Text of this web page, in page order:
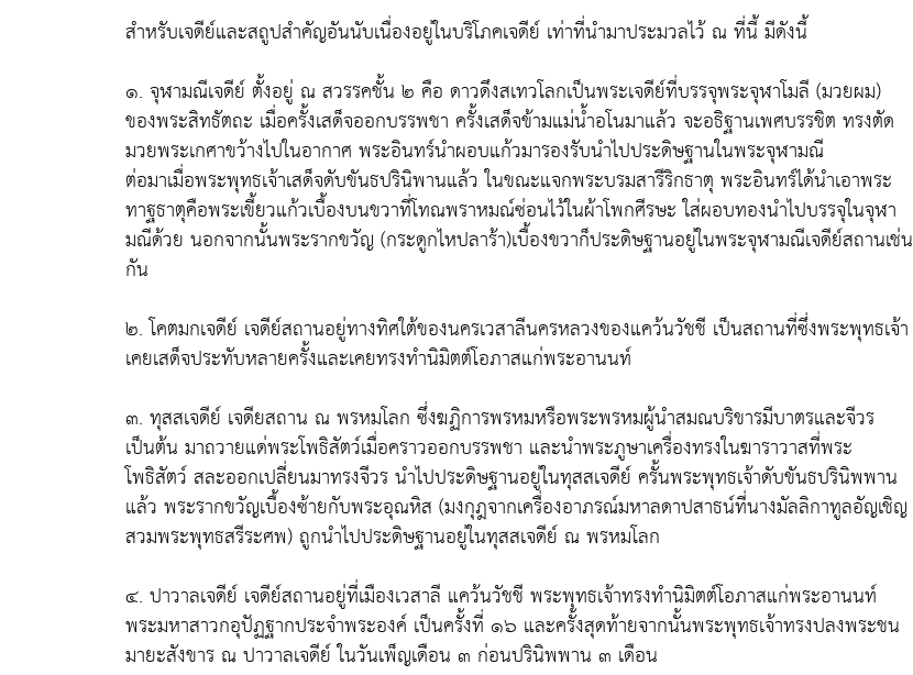
สำหรับเจดีย์และสถูปสำคัญอันนับเนื่องอยู่ในบริโภคเจดีย์ เท่าที่นำมาประมวลไว้ ณ ที่นี้ มีดังนี้
๑. จุฬามณีเจดีย์ ตั้งอยู่ ณ สวรรคชั้น ๒ คือ ดาวดึงสเทวโลกเป็นพระเจดีย์ที่บรรจุพระจุฬาโมลี (มวยผม)
ของพระสิทธัตถะ เมื่อครั้งเสด็จออกบรรพชา ครั้งเสด็จข้ามแม่น้ำอโนมาแล้ว จะอธิฐานเพศบรรชิต ทรงตัด
มวยพระเกศาขว้างไปในอากาศ พระอินทร์นำผอบแก้วมารองรับนำไปประดิษฐานในพระจุฬามณี
ต่อมาเมื่อพระพุทธเจ้าเสด็จดับขันธปรินิพานแล้ว ในขณะแจกพระบรมสารีริกธาตุ พระอินทร์ได้นำเอาพระ
ทาฐธาตุคือพระเขี้ยวแก้วเบื้องบนขวาที่โทณพราหมณ์ซ่อนไว้ในผ้าโพกศีรษะ ใส่ผอบทองนำไปบรรจุในจุฬา
มณีด้วย นอกจากนั้นพระรากขวัญ (กระดูกไหปลาร้า)เบื้องขวาก็ประดิษฐานอยู่ในพระจุฬามณีเจดีย์สถานเช่น
กัน
๒. โคตมกเจดีย์ เจดีย์สถานอยู่ทางทิศใต้ของนครเวสาลีนครหลวงของแคว้นวัชชี เป็นสถานที่ซึ่งพระพุทธเจ้า
เคยเสด็จประทับหลายครั้งและเคยทรงทำนิมิตต์โอภาสแก่พระอานนท์
๓. ทุสสเจดีย์ เจดียสถาน ณ พรหมโลก ซึ่งฆฏิการพรหมหรือพระพรหมผู้นำสมณบริขารมีบาตรและจีวร
เป็นต้น มาถวายแด่พระโพธิสัตว์เมื่อคราวออกบรรพชา และนำพระภูษาเครื่องทรงในฆาราวาสที่พระ
โพธิสัตว์ สละออกเปลี่ยนมาทรงจีวร นำไปประดิษฐานอยู่ในทุสสเจดีย์ ครั้นพระพุทธเจ้าดับขันธปรินิพพาน
แล้ว พระรากขวัญเบื้องซ้ายกับพระอุณหิส (มงกุฎจากเครื่องอาภรณ์มหาลดาปสาธน์ที่นางมัลลิกาทูลอัญเชิญ
สวมพระพุทธสรีระศพ) ถูกนำไปประดิษฐานอยู่ในทุสสเจดีย์ ณ พรหมโลก
๔. ปาวาลเจดีย์ เจดีย์สถานอยู่ที่เมืองเวสาลี แคว้นวัชชี พระพุทธเจ้าทรงทำนิมิตต์โอภาสแก่พระอานนท์
พระมหาสาวกอุปัฏฐากประจำพระองค์ เป็นครั้งที่ ๑๖ และครั้งสุดท้ายจากนั้นพระพุทธเจ้าทรงปลงพระชน
มายะสังขาร ณ ปาวาลเจดีย์ ในวันเพ็ญเดือน ๓ ก่อนปรินิพพาน ๓ เดือน